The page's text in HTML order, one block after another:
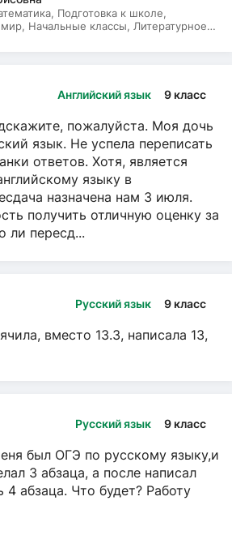
Подготовка к школе,
Начальные классы, Литературное
Английский язык 9 класс
пожалуйста. Моя дочь
язык. Не успела переписать
ответов. Хотя, является
языку в
назначена нам 3 июля.
получить отличную оценку за
ли пересд...
Русский язык 9 класс
вместо 13.3, написала 13,
Русский язык 9 класс
был ОГЭ по русскому языку,и
3 абзаца, а после написал
абзаца. Что будет? Работу